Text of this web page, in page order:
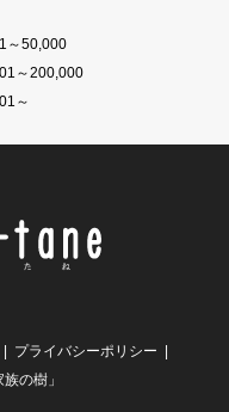
～50,000
～200,000
～
プライバシーポリシー
の樹」